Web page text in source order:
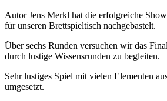
Autor Jens Merkl hat die erfolgreiche
für unseren Brettspieltisch nachgebastelt.
Über sechs Runden versuchen wir das
durch lustige Wissensrunden zu begleiten.
Sehr lustiges Spiel mit vielen Elementen
umgesetzt.